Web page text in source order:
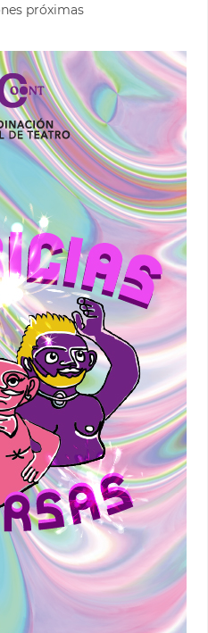
próximas